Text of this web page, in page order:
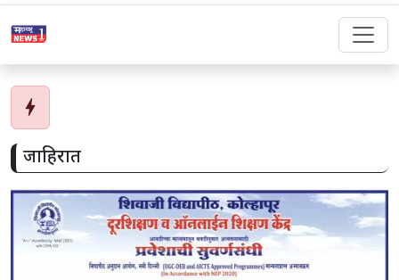
bolt
जाहिरात